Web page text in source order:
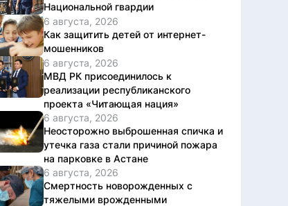
Национальной гвардии
6 августа, 2026
Как защитить детей от интернет-
мошенников
6 августа, 2026
МВД РК присоединилось к
реализации республиканского
проекта «Читающая нация»
6 августа, 2026
Неосторожно выброшенная спичка и
утечка газа стали причиной пожара
на парковке в Астане
6 августа, 2026
Смертность новорожденных с
тяжелыми врожденными